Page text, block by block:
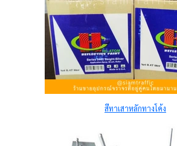
สีทาเสาหลักทางโค้ง